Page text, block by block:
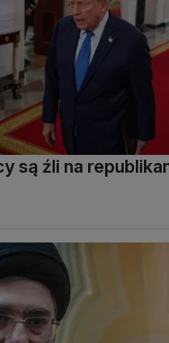
są źli na